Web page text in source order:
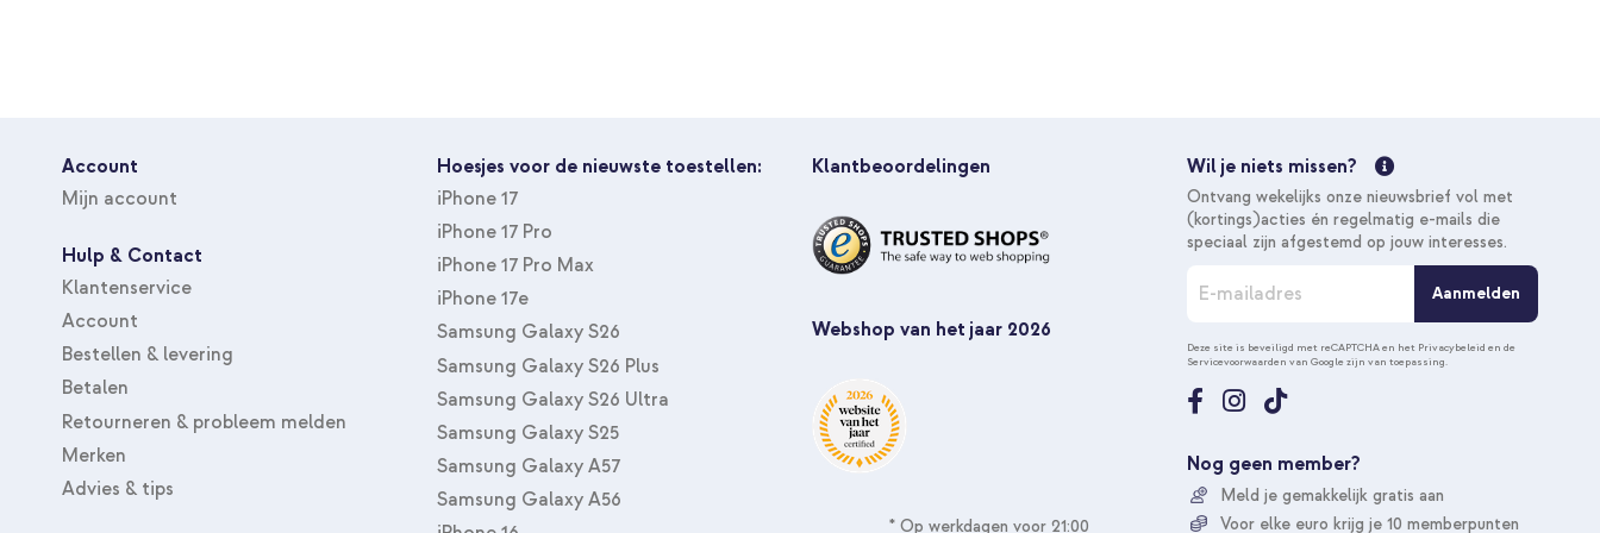
Account
Mijn account
Hulp & Contact
Klantenservice
Account
Bestellen & levering
Betalen
Retourneren & probleem melden
Merken
Advies & tips
Hoesjes voor de nieuwste toestellen:
iPhone 17
iPhone 17 Pro
iPhone 17 Pro Max
iPhone 17e
Samsung Galaxy S26
Samsung Galaxy S26 Plus
Samsung Galaxy S26 Ultra
Samsung Galaxy S25
Samsung Galaxy A57
Samsung Galaxy A56
Klantbeoordelingen
Webshop van het jaar 2026
* Op werkdagen voor 21:00
Wil je niets missen?
Ontvang wekelijks onze nieuwsbrief vol met
(kortings)acties én regelmatig e-mails die
speciaal zijn afgestemd op jouw interesses.
n
n
e
e
u
p
o
Aanmelden
Deze site is beveiligd met reCAPTCHA en het Privacybeleid en de
Servicevoorwaarden van Google zijn van toepassing.
Nog geen member?
Meld je gemakkelijk gratis aan
Voor elke euro krijg je 10 memberpunten